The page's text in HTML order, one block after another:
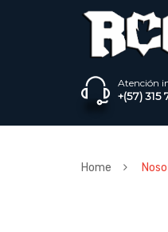
Atención
+(57) 315
Home